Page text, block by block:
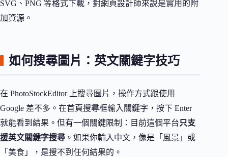
SVG、PNG 等格式下載，對網頁設計師來說是實用的附
加資源。
如何搜尋圖片：英文關鍵字技巧
在 PhotoStockEditor 上搜尋圖片，操作方式跟使用
Google 差不多。在首頁搜尋框輸入關鍵字，按下 Enter
就能看到結果。但有一個關鍵限制：目前這個平台只支
援英文關鍵字搜尋 。如果你輸入中文，像是「風景」或
「美食」，是搜不到任何結果的。